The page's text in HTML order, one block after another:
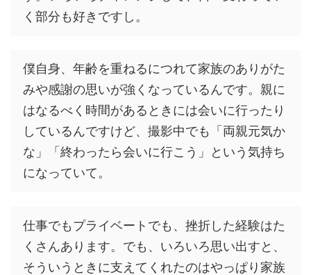
く部分も好きですし。
僕自身、年齢を重ねるにつれて家族のありがた
みや感謝の思いが強くなっているんです。親に
はなるべく時間があるときには会いに行ったり
しているんですけど、撮影中でも「両親元気か
な」「終わったら会いに行こう」という気持ち
になっていて。
仕事でもプライベートでも、挫折した経験はた
くさんあります。でも、いろいろ思い出すと、
そういうときに支えてくれたのはやっぱり家族